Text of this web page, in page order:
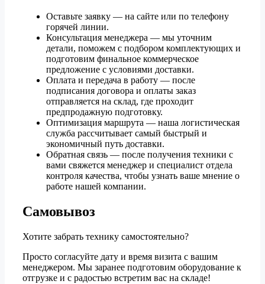
Оставьте заявку — на сайте или по телефону
горячей линии.
Консультация менеджера — мы уточним
детали, поможем с подбором комплектующих и
подготовим финальное коммерческое
предложение с условиями доставки.
Оплата и передача в работу — после
подписания договора и оплаты заказ
отправляется на склад, где проходит
предпродажную подготовку.
Оптимизация маршрута — наша логистическая
служба рассчитывает самый быстрый и
экономичный путь доставки.
Обратная связь — после получения техники с
вами свяжется менеджер и специалист отдела
контроля качества, чтобы узнать ваше мнение о
работе нашей компании.
Самовывоз
Хотите забрать технику самостоятельно?
Просто согласуйте дату и время визита с вашим
менеджером. Мы заранее подготовим оборудование к
отгрузке и с радостью встретим вас на складе!